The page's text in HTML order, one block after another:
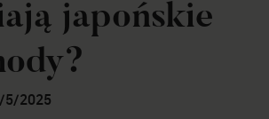
japońskie
5/2025